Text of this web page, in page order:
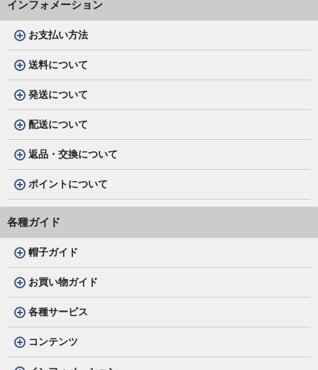
インフォメーション
お支払い方法
送料について
発送について
配送について
返品・交換について
ポイントについて
各種ガイド
帽子ガイド
お買い物ガイド
各種サービス
コンテンツ